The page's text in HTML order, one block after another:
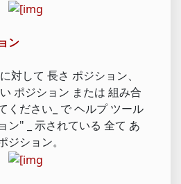
ン
対して 長さ ポジション、
ポジション または 組み合
ください_ で ヘルプ ツール
ン" _ 示されている 全て あ
ジション。